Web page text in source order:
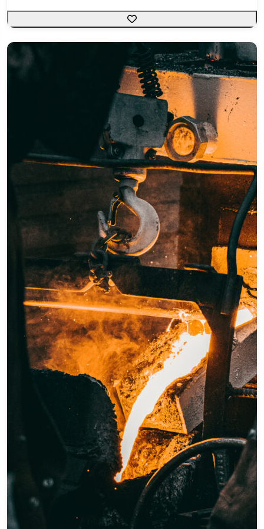
Nr35 Trabalho em Altura
Operação de Empilhadeira
Operação de Torno Cnc
Planejamento de Animação
Polimento Automotivo
Refrigeração Básica
Segurança em Veículos Eletrificados
Sistema de Injeção Eletrônica
Soldador no Processo Eletrodo Revestido Aço
Soldador no Processo Mag
Soldagem no Processo Mag em Chapas de Aço
Carbono
Técnicas Básicas de Operação em Máquina de
Costura Reta Eletrônica
Técnico em Desenvolvimento de Sistemas
Técnico em Eletrotécnica
Técnico em Manutenção Automotiva
Técnico em Mecânica
Técnico em Portos
Técnico em Segurança do Trabalho
Torneiro Mecânico
Tratamento de Patologias, Preparação,
Resinagem e Montagem de Mosaicos de Rochas
Ead